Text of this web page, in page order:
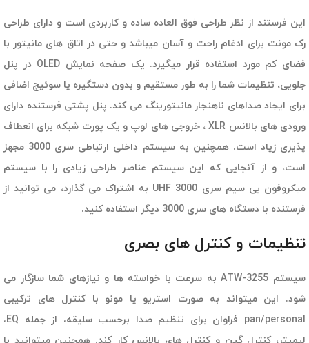
این فرستند از نظر طراحی فوق العاده ساده و کاربردی است و دارای طراحی
رک مونت برای ادغام راحت و آسان میباشد و حتی در اتاق های مانیتور با
فضای کم مورد استفاده قرار میگیرد. یک صفحه نمایش OLED در پنل
جلویی، تنظیمات شما را به طور مستقیم و بدون دستگیره یا سوئیچ اضافی
برای ایجاد صداهای ناهنجار مانیتورینگ می کند. پنل پشتی فرستنده دارای
ورودی های بالانس XLR ، خروجی های لوپ و یک پورت شبکه برای انعطاف
پذیری زیاد است. همچنین به سیستم داخلی ارتباطی سری 3000 مجهز
است، و از آنجایی که این سیستم عناصر طراحی زیادی را با سیستم
میکروفون بی سیم سری UHF 3000 به اشتراک می گذارد، می توانید از
فرستنده با دستگاه های سری 3000 دیگر استفاده کنید.
تنظیمات و کنترل های بصری
سیستم ATW-3255 به سرعت با خواسته ها و نیازهای شما سازگار می
شود. این میتواند به صورت استریو یا مونو با کنترل های ترکیبی
pan/personal فراوان برای تنظیم صدا برحسب سلیقه، از جمله EQ،